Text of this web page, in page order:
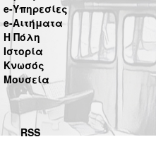
e-Υπηρεσίες
e-Αιτήματα
Η Πόλη
Ιστορία
Κνωσός
Μουσεία
RSS